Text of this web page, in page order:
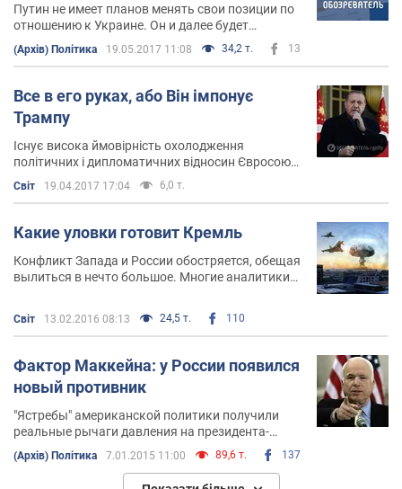
Путин не имеет планов менять свои позиции по
отношению к Украине. Он и далее будет
задействовать все возможные тактики влияния
на нашу страну – от терактов и внутренней
лоббирования интересов России на мировой
политической арене
(Архів) Політика 19.05.2017 11:08 34,2 т. 13
Все в его руках, або Він імпонує
Трампу
Існує висока ймовірність охолодження
політичних і дипломатичних відносин Євросоюзу
з Туреччиною, засудження дій президента
Ердогана, тому що питання, проголосовані на
демократії
Світ 19.04.2017 17:04 6,0 т.
Какие уловки готовит Кремль
Конфликт Запада и России обостряется, обещая
вылиться в нечто большое. Многие аналитики
мировой войны. Существуют мнения и о том,
что в ход может пойти ядерное оружие
Світ 13.02.2016 08:13 24,5 т. 110
Фактор Маккейна: у России появился
новый противник
"Ястребы" американской политики получили
реальные рычаги давления на президента-
демократа, а также карт-бланш во внешней
политике США
(Архів) Політика 7.01.2015 11:00 89,6 т. 137